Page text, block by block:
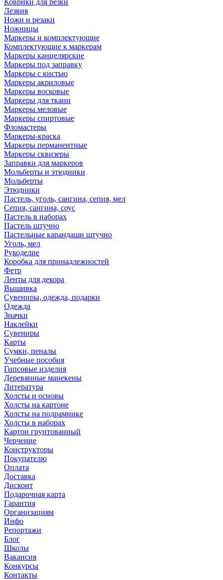
Коврики для резки
Лезвия
Ножи и резаки
Ножницы
Маркеры и комплектующие
Комплектующие к маркерам
Маркеры канцелярские
Маркеры под заправку
Маркеры с кистью
Маркеры акриловые
Маркеры восковые
Маркеры для ткани
Маркеры меловые
Маркеры спиртовые
Фломастеры
Маркеры-краска
Маркеры перманентные
Маркеры сквизеры
Заправки для маркеров
Мольберты и этюдники
Мольберты
Этюдники
Пастель, уголь, сангина, сепия, мел
Сепия, сангина, соус
Пастель в наборах
Пастель штучно
Пастельные карандаши штучно
Уголь, мел
Рукоделие
Коробка для принадлежностей
Фетр
Ленты для декора
Вышивка
Сувениры, одежда, подарки
Одежда
Значки
Наклейки
Сувениры
Карты
Сумки, пеналы
Учебные пособия
Гипсовые изделия
Деревянные манекены
Литература
Холсты и основы
Холсты на картоне
Холсты на подрамнике
Холсты в наборах
Картон грунтованный
Черчение
Конструкторы
Покупателю
Оплата
Доставка
Дисконт
Подарочная карта
Гарантия
Организациям
Инфо
Репортажи
Блог
Школы
Вакансия
Конкурсы
Контакты